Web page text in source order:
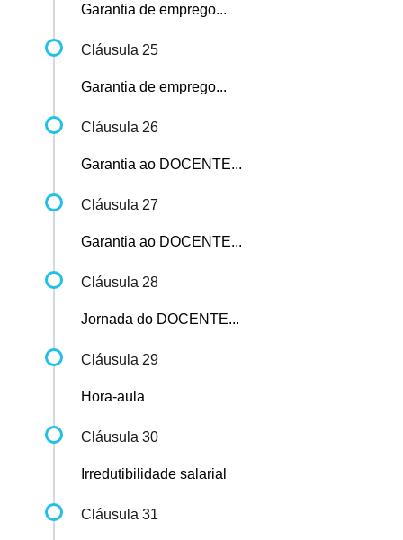
Garantia de emprego...
Cláusula 25
Garantia de emprego...
Cláusula 26
Garantia ao DOCENTE...
Cláusula 27
Garantia ao DOCENTE...
Cláusula 28
Jornada do DOCENTE...
Cláusula 29
Hora-aula
Cláusula 30
Irredutibilidade salarial
Cláusula 31